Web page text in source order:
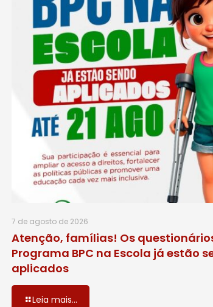
7 de agosto de 2026
Atenção, famílias! Os
Programa BPC na Escola já estão
aplicados
Leia mais...